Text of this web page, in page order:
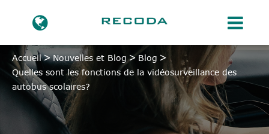
Accueil Nouvelles et Blog
Blog
Quelles sont les fonctions de la vidéosurveillance des
autobus scolaires?